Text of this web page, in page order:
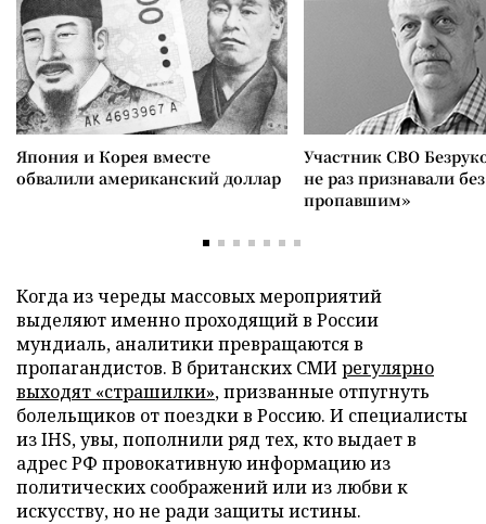
Япония и Корея вместе
обвалили американский доллар
Участник СВО
не раз признавали
пропавшим»
Когда из череды массовых мероприятий
выделяют именно проходящий в России
мундиаль, аналитики превращаются в
пропагандистов. В британских СМИрегулярно
выходят «страшилки», призванные отпугнуть
болельщиков от поездки в Россию. И специалисты
из IHS, увы, пополнили ряд тех, кто выдает в
адрес РФ провокативную информацию из
политических соображений или из любви к
искусству, но не ради защиты истины.